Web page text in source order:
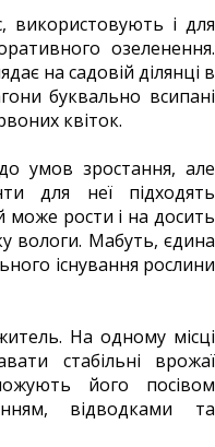
використовують і для
озеленення.
на садовій ділянці в
буквально всипані
квіток.
умов зростання, але
для неї підходять
рости і на досить
вологи. Мабуть, єдина
існування рослини
На одному місці
стабільні врожаї
його посівом
відводками та